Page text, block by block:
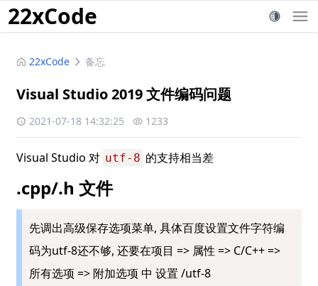
22xCode
22xCode 备忘
Visual Studio 2019 文件编码问题
2021-07-18 14:32:25 1233
Visual Studio 对 utf-8 的支持相当差
.cpp/.h 文件
先调出高级保存选项菜单, 具体百度设置文件字符编
码为utf-8还不够, 还要在项目 => 属性 => C/C++ =>
所有选项 => 附加选项 中 设置 /utf-8